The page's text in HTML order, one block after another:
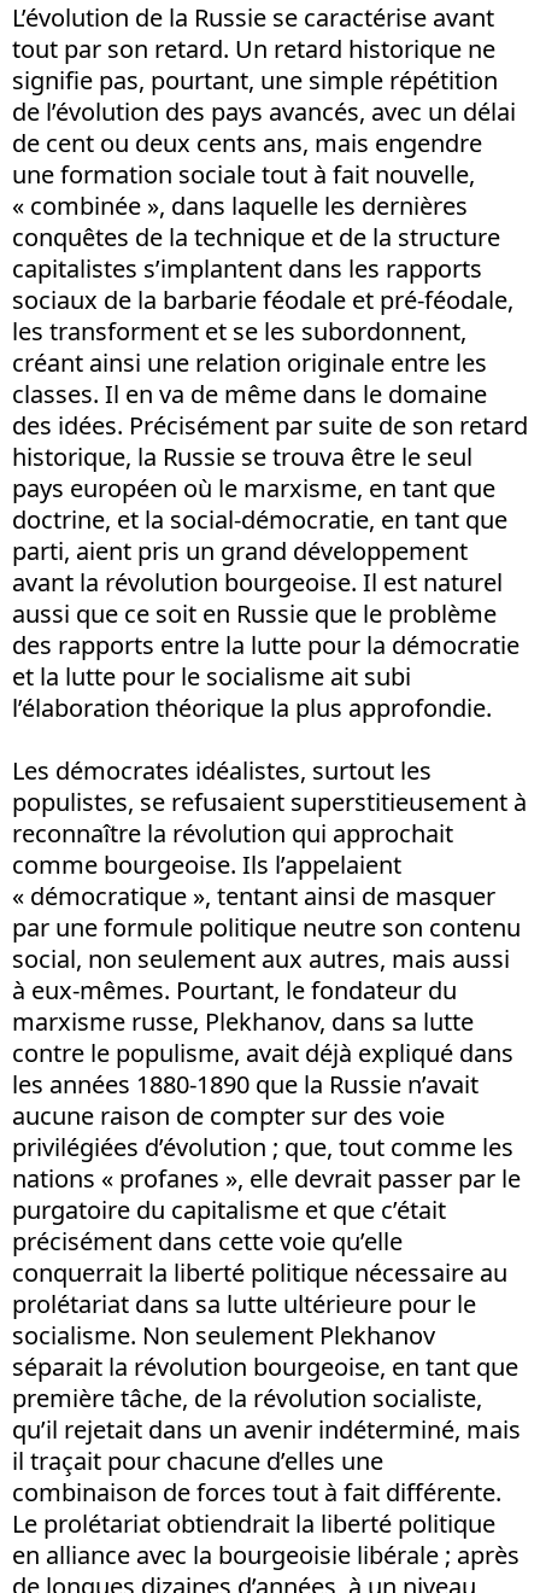
L’évolution de la Russie se caractérise avant
tout par son retard. Un retard historique ne
signifie pas, pourtant, une simple répétition
de l’évolution des pays avancés, avec un délai
de cent ou deux cents ans, mais engendre
une formation sociale tout à fait nouvelle,
« combinée », dans laquelle les dernières
conquêtes de la technique et de la structure
capitalistes s’implantent dans les rapports
sociaux de la barbarie féodale et pré-féodale,
les transforment et se les subordonnent,
créant ainsi une relation originale entre les
classes. Il en va de même dans le domaine
des idées. Précisément par suite de son retard
historique, la Russie se trouva être le seul
pays européen où le marxisme, en tant que
doctrine, et la social-démocratie, en tant que
parti, aient pris un grand développement
avant la révolution bourgeoise. Il est naturel
aussi que ce soit en Russie que le problème
des rapports entre la lutte pour la démocratie
et la lutte pour le socialisme ait subi
l’élaboration théorique la plus approfondie.
Les démocrates idéalistes, surtout les
populistes, se refusaient superstitieusement à
reconnaître la révolution qui approchait
comme bourgeoise. Ils l’appelaient
« démocratique », tentant ainsi de masquer
par une formule politique neutre son contenu
social, non seulement aux autres, mais aussi
à eux-mêmes. Pourtant, le fondateur du
marxisme russe, Plekhanov, dans sa lutte
contre le populisme, avait déjà expliqué dans
les années 1880-1890 que la Russie n’avait
aucune raison de compter sur des voie
privilégiées d’évolution ; que, tout comme les
nations « profanes », elle devrait passer par le
purgatoire du capitalisme et que c’était
précisément dans cette voie qu’elle
conquerrait la liberté politique nécessaire au
prolétariat dans sa lutte ultérieure pour le
socialisme. Non seulement Plekhanov
séparait la révolution bourgeoise, en tant que
première tâche, de la révolution socialiste,
qu’il rejetait dans un avenir indéterminé, mais
il traçait pour chacune d’elles une
combinaison de forces tout à fait différente.
Le prolétariat obtiendrait la liberté politique
en alliance avec la bourgeoisie libérale ; après
de longues dizaines d’années, à un niveau